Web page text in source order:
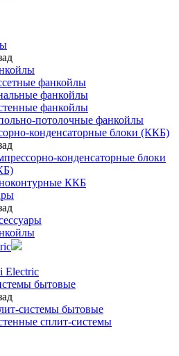
фанкойлы
фанкойлы
фанкойлы
потолочные фанкойлы
конденсаторные блоки (ККБ)
конденсаторные блоки
ККБ
Electric
бытовые
системы бытовые
сплит-системы